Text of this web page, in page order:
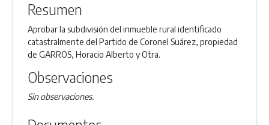
Resumen
Aprobar la subdivisión del inmueble rural identificado
catastralmente del Partido de Coronel Suárez, propiedad
de GARROS, Horacio Alberto y Otra.
Observaciones
Sin observaciones.